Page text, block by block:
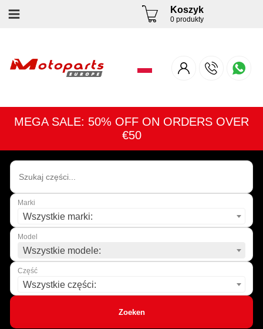
Koszyk
0 produkty
MEGA SALE: 50% OFF ON ORDERS OVER
€50
Marki
Wszystkie marki:
Model
Wszystkie modele:
Część
Wszystkie części:
Zoeken